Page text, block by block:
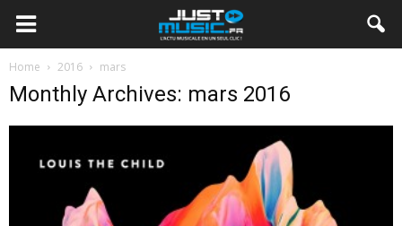
Home 2016 mars
Monthly Archives: mars 2016